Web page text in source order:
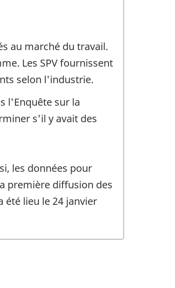
au marché du travail.
Les SPV fournissent
selon l'industrie.
l'Enquête sur la
s'il y avait des
les données pour
première diffusion des
été lieu le 24 janvier